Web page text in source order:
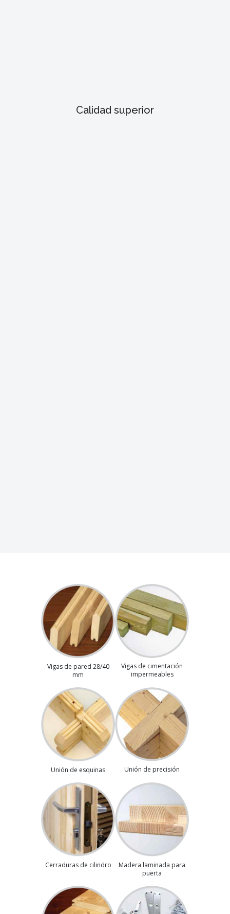
Calidad superior
Vigas de pared 28/40
mm
Vigas de cimentación
impermeables
Unión de esquinas Unión de precisión
Cerraduras de cilindro
Madera laminada para
puerta